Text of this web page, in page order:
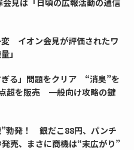
変 イオン会見が評価されたワ
」
る」問題をクリア “消臭”を
超を販売 一般向け攻略の鍵
勃発！ 銀だこ88円、パンチ
売、まさに商機は“末広がり”